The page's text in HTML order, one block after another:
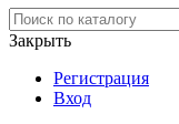
Закрыть
Регистрация
Вход